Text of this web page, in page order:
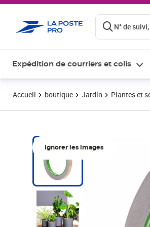
N° de
Expédition de courriers et colis
Accueil boutique Jardin Plantes et
Ignorer les images